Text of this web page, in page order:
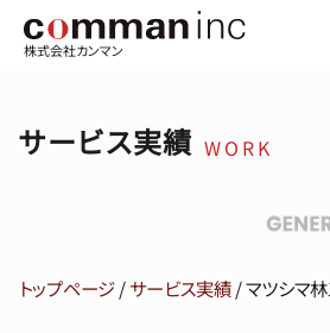
株式会社カンマン
サービス実績 WORK
トップページ/サービス実績/マツシマ